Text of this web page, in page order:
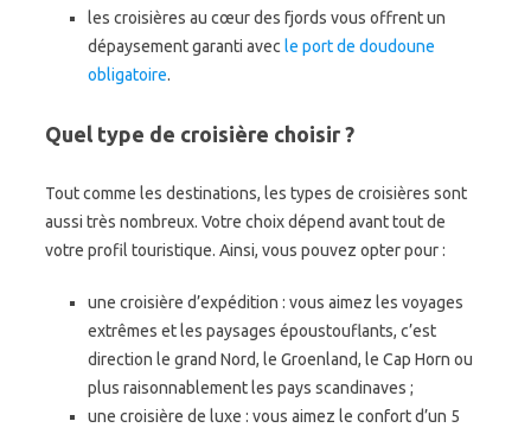
les croisières au cœur des fjords vous offrent un
dépaysement garanti avec le port de doudoune
obligatoire.
Quel type de croisière choisir ?
Tout comme les destinations, les types de croisières sont
aussi très nombreux. Votre choix dépend avant tout de
votre profil touristique. Ainsi, vous pouvez opter pour :
une croisière d’expédition : vous aimez les voyages
extrêmes et les paysages époustouflants, c’est
direction le grand Nord, le Groenland, le Cap Horn ou
plus raisonnablement les pays scandinaves ;
une croisière de luxe : vous aimez le confort d’un 5